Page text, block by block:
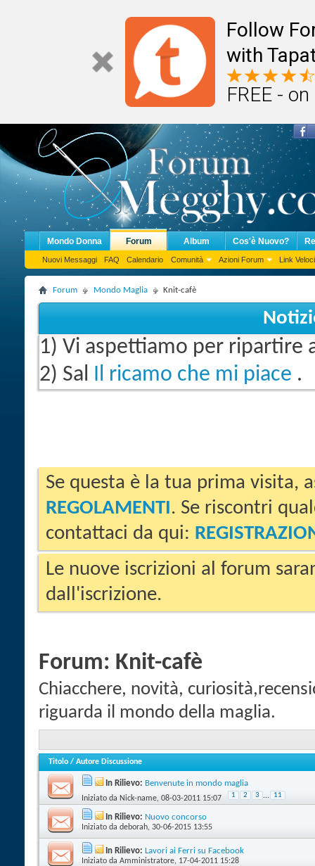
Follow
with
FREE -
Mondo Donna Forum
Nuovi Messaggi FAQ Calendario Comunità Azioni Forum Link Veloci
Album Cos'è Nuovo?
Forum Mondo Maglia Knit-cafè
1) Vi aspettiamo per ripartire
2) Sal Il ricamo che mi piace .
Se questa è la tua prima visita,
REGOLAMENTI. Se riscontri
contattaci da qui:
Le nuove iscrizioni al forum
dall'iscrizione.
Forum: Knit-cafè
Chiacchere, novità,
riguarda il mondo della maglia.
Titolo / Autore Discussione
In Rilievo: Benvenute in mondo maglia
Iniziato da Nick-name‎, 08-03-2011 15:07 1 2 3 ... 11
In Rilievo: Nuovo concorso
Iniziato da deborah‎, 30-06-2015 13:55
In Rilievo: Lavori ai Ferri su Facebook
Iniziato da Amministratore‎, 17-04-2011 15:28